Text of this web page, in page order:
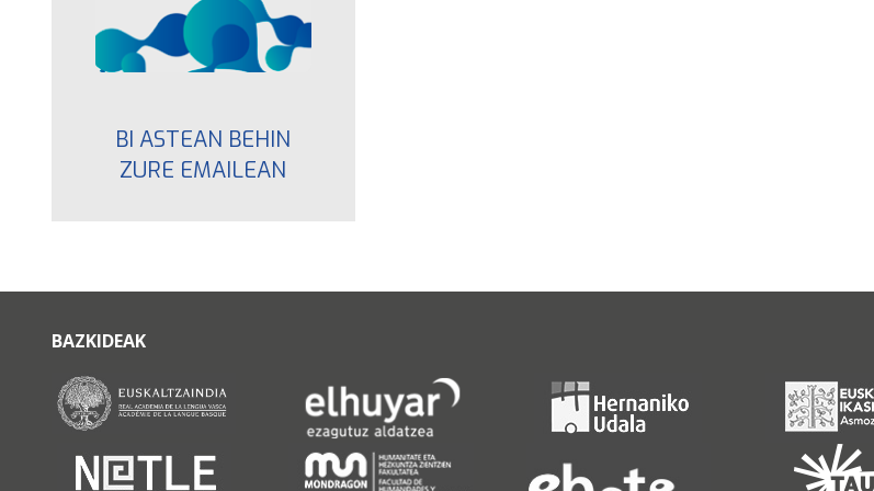
BI ASTEAN BEHIN
ZURE EMAILEAN
BAZKIDEAK